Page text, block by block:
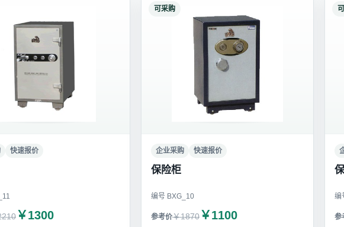
快速报价
￥1300
可采购
企业采购 快速报价
保险柜
编号 BXG_10
￥1870 ￥1100
编